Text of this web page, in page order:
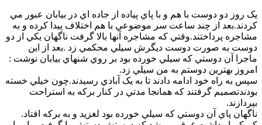
يک روز دو دوست با هم و با پاي پياده از جاده اي در بيابان عبور مي
کردند.بعد از چند ساعت سر موضوعي با هم اختلاف پيدا کرده و به
مشاجره پرداختند.وقتي که مشاجره آنها بالا گرفت ناگهان يکي از دو
دوست به صورت دوست ديگرش سيلي محکمي زد .بعد از اين
ماجرا آن دوستي که سيلي خورده بود بر روي شنهاي بيابان نوشت :
امروز بهترين دوستم به من سيلي زد.
سپس به راه خود ادامه دادند تا به يک آبادي رسيدند.چون خيلي خسته
بودندتصميم گرفتند که همانجا مدتي در کنار برکه به استراحت
بپردازند.
ناگهان پاي آن دوستي که سيلي خورده بود لغزيد و به برکه افتاد.